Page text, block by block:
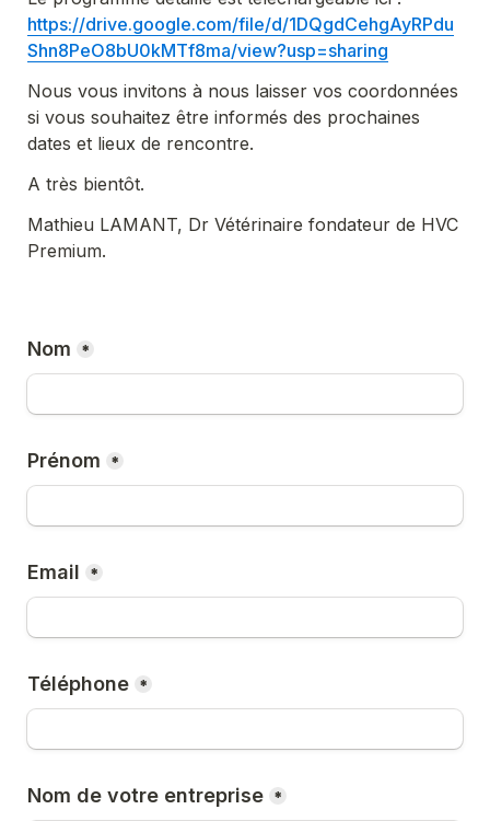
https://drive.google.com/file/d/1DQgdCehgAyRPdu
Shn8PeO8bU0kMTf8ma/view?usp=sharing
Nous vous invitons à nous laisser vos coordonnées
si vous souhaitez être informés des prochaines
dates et lieux de rencontre.
A très bientôt.
Mathieu LAMANT, Dr Vétérinaire fondateur de HVC
Premium.
Nom *
Prénom *
Email *
Téléphone *
Nom de votre entreprise *